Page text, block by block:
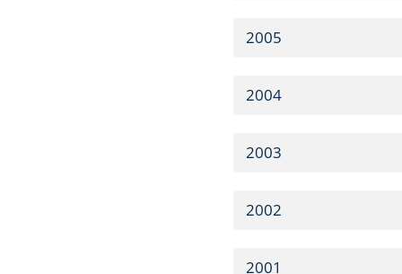
2005
2004
2003
2002
2001